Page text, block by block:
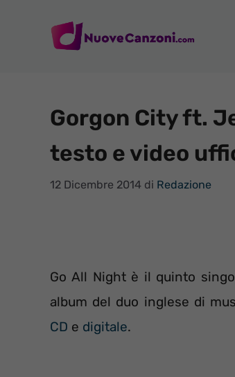
Gorgon City ft.
testo e video
12 Dicembre 2014 di Redazione
Go All Night è il quinto
album del duo inglese di
CD e digitale.